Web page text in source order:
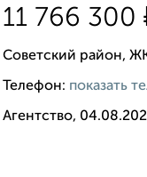
11 766 300
Советский район,
Телефон: показать
Агентство,